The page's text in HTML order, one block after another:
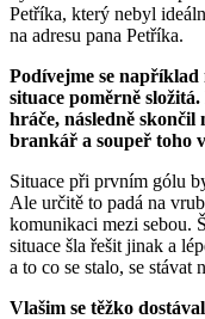
Petříka, který nebyl
na adresu pana Petříka.
Podívejme se
situace poměrně
hráče, následně
brankář a soupeř toho
Situace při prvním gólu
Ale určitě to padá na
komunikaci mezi sebou.
situace šla řešit jinak a
a to co se stalo, se stávat
Vlašim se těžko